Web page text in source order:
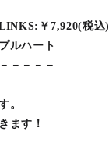
￥7,920(税込)
ルハート
－－－－
。
ます！